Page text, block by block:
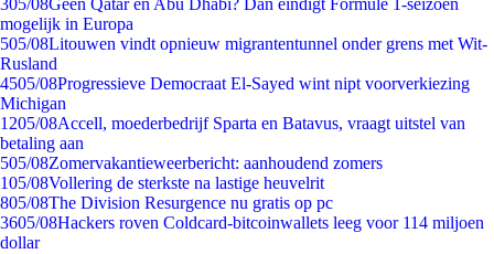
305/08Geen Qatar en Abu Dhabi? Dan eindigt Formule 1-seizoen
mogelijk in Europa
505/08Litouwen vindt opnieuw migrantentunnel onder grens met Wit-
Rusland
4505/08Progressieve Democraat El-Sayed wint nipt voorverkiezing
Michigan
1205/08Accell, moederbedrijf Sparta en Batavus, vraagt uitstel van
betaling aan
505/08Zomervakantieweerbericht: aanhoudend zomers
105/08Vollering de sterkste na lastige heuvelrit
805/08The Division Resurgence nu gratis op pc
3605/08Hackers roven Coldcard-bitcoinwallets leeg voor 114 miljoen
dollar